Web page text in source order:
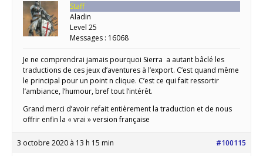
Staff
Aladin
Level 25
Messages : 16068
Je ne comprendrai jamais pourquoi Sierra a autant bâclé les
traductions de ces jeux d’aventures à l’export. C’est quand même
le principal pour un point n clique. C’est ce qui fait ressortir
l’ambiance, l’humour, bref tout l’intérêt.
Grand merci d’avoir refait entièrement la traduction et de nous
offrir enfin la « vrai » version française
3 octobre 2020 à 13 h 15 min #100115